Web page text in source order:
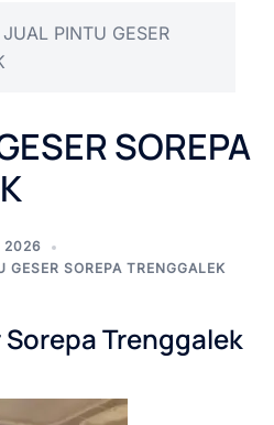
JUAL PINTU GESER
SOREPA
2026
GESER SOREPA TRENGGALEK
Trenggalek